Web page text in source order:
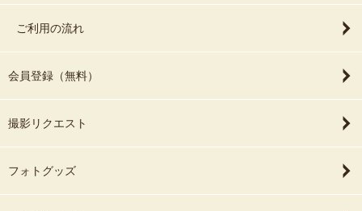
ご利用の流れ
会員登録（無料）
撮影リクエスト
フォトグッズ